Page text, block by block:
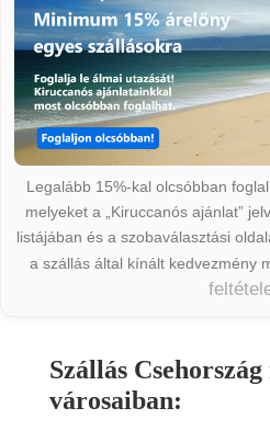
Legalább 15%-kal olcsóbban
melyeket a „Kiruccanós ajánlat”
listájában és a szobaválasztási
a szállás által kínált kedvezmény
Szállás
városaiban: